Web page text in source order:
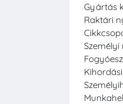
Gyártás
Raktári